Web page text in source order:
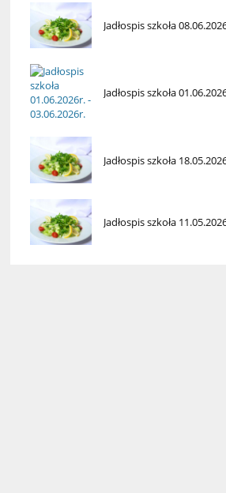
Jadłospis szkoła
Jadłospis szkoła
Jadłospis szkoła
Jadłospis szkoła